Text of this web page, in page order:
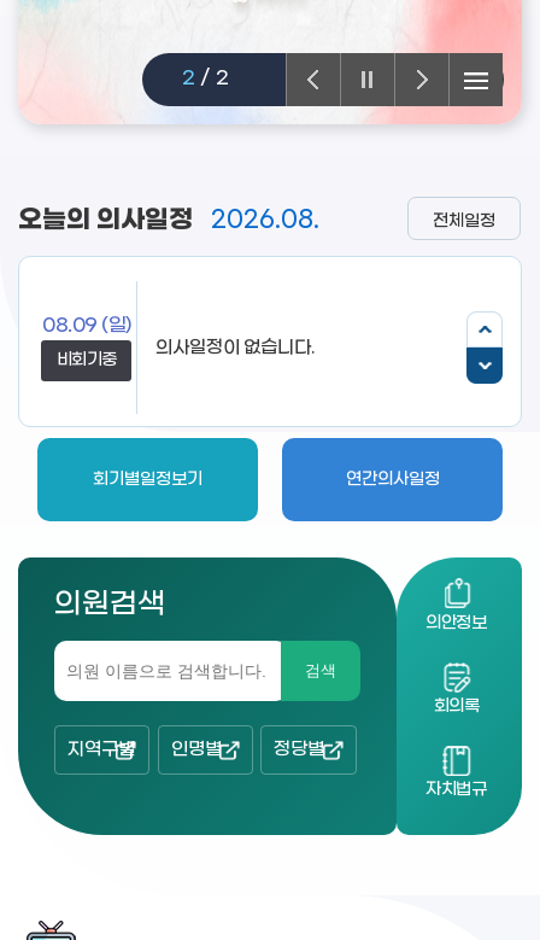
2 / 2
오늘의 의사일정 2026.08.
08.09 (일)
비회기중
회기별일정보기 연간의사일정
전체일정
의원검색
검색
지역구별 인명별 정당별
의안정보
회의록
자치법규